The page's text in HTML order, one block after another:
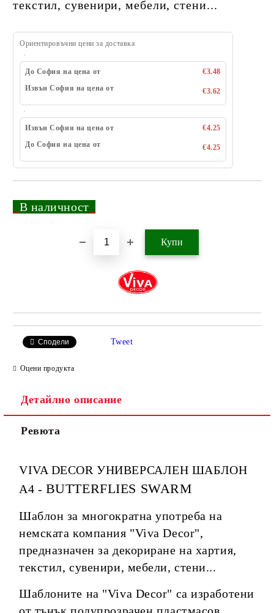
текстил, сувенири, мебели, стени...
Ориентировъчни цени за доставка
До София на цена от
€3.48
Извън София на цена от
€3.62
Извън София на цена от
€4.25
До София на цена от
€4.25
В наличност
Сподели Tweet
Оцени продукта
Детайлно описание
Ревюта
VIVA DECOR УНИВЕРСАЛЕН ШАБЛОН
A4 - BUTTERFLIES SWARM
Шаблон за многократна употреба на
немската компания "Viva Decor",
предназначен за декориране на хартия,
текстил, сувенири, мебели, стени...
Шаблоните на "Viva Decor" са изработени